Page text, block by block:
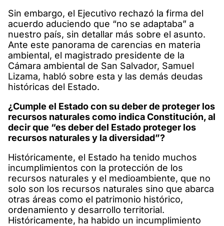
Sin embargo, el Ejecutivo rechazó la firma del
acuerdo aduciendo que “no se adaptaba” a
nuestro país, sin detallar más sobre el asunto.
Ante este panorama de carencias en materia
ambiental, el magistrado presidente de la
Cámara ambiental de San Salvador, Samuel
Lizama, habló sobre esta y las demás deudas
históricas del Estado.
¿Cumple el Estado con su deber de proteger los
recursos naturales como indica Constitución, al
decir que “es deber del Estado proteger los
recursos naturales y la diversidad”?
Históricamente, el Estado ha tenido muchos
incumplimientos con la protección de los
recursos naturales y el medioambiente, que no
solo son los recursos naturales sino que abarca
otras áreas como el patrimonio histórico,
ordenamiento y desarrollo territorial.
Históricamente, ha habido un incumplimiento